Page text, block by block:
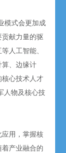
模式会更加成
献力量的驱
人工智能、
算、边缘计
心技术人才
人物及核心技
用，掌握核
产业融合的